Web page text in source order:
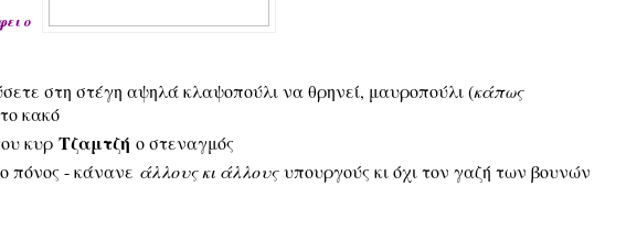
ο
στη στέγη αψηλά κλαψοπούλι να θρηνεί, μαυροπούλι (κάπως
κακό
κυρ Τζαμτζή ο στεναγμός
πόνος - κάνανε άλλους κι άλλουςυπουργούς κι όχι τον γαζή των βουνών